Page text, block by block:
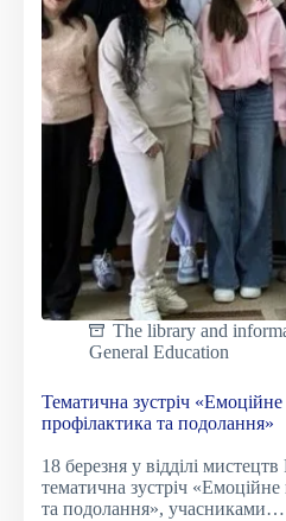
The library and
General Education
Тематична зустріч
профілактика та подолання»
18 березня у відділі
тематична зустріч
та подолання», учасниками…